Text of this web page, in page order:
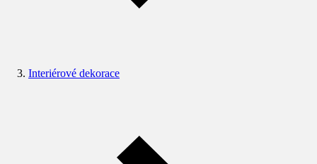
Interiérové dekorace